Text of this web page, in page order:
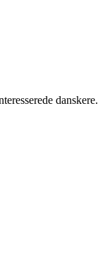
danskere.